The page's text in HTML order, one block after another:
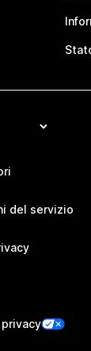
del servizio